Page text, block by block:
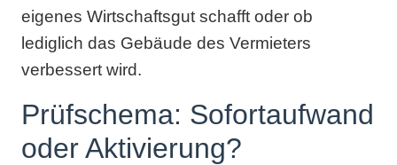
eigenes Wirtschaftsgut schafft oder ob
lediglich das Gebäude des Vermieters
verbessert wird.
Prüfschema: Sofortaufwand
oder Aktivierung?